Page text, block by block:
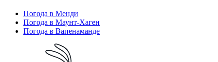
Погода в Менди
Погода в Маунт-Хаген
Погода в Вапенаманде